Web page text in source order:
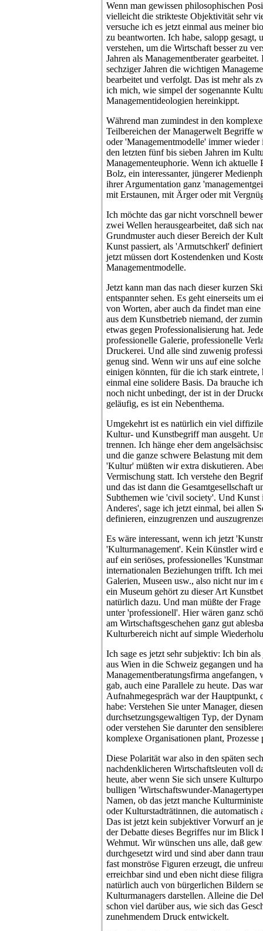
Wenn man gewissen philosophischen
vielleicht die strikteste Objektivität sehr
versuche ich es jetzt einmal aus meiner
zu beantworten. Ich habe, salopp gesagt,
verstehen, um die Wirtschaft besser zu
Jahren als Managementberater gearbeitet.
sechziger Jahren die wichtigen
bearbeitet und verfolgt. Das ist mehr als
ich mich, wie simpel der sogenannte
Managementideologien hereinkippt.
Während man zumindest in den
Teilbereichen der Managerwelt Begriffe
oder 'Managementmodelle' immer wieder
den letzten fünf bis sieben Jahren im
Managementeuphorie. Wenn ich aktuelle
Bolz, ein interessanter, jüngerer
ihrer Argumentation ganz
mit Erstaunen, mit Ärger oder mit
Ich möchte das gar nicht vorschnell
zwei Wellen herausgearbeitet, daß sich
Grundmuster auch dieser Bereich der
Kunst passiert, als 'Armutschkerl'
jetzt müssen dort Kostendenken und
Managementmodelle.
Jetzt kann man das nach dieser kurzen
entspannter sehen. Es geht einerseits um
von Worten, aber auch da findet man
aus dem Kunstbetrieb niemand, der
etwas gegen Professionalisierung hat.
professionelle Galerie, professionelle
Druckerei. Und alle sind zuwenig
genug sind. Wenn wir uns auf eine
einigen könnten, für die ich stark eintrete,
einmal eine solidere Basis. Da brauche
noch nicht unbedingt, der ist in der
geläufig, es ist ein Nebenthema.
Umgekehrt ist es natürlich ein viel
Kultur- und Kunstbegriff man ausgeht.
trennen. Ich hänge eher dem
und die ganze schwere Belastung mit
'Kultur' müßten wir extra diskutieren.
Vermischung statt. Ich verstehe den
und das ist dann die Gesamtgesellschaft
Subthemen wie 'civil society'. Und Kunst
Anderes', sage ich jetzt einmal, bei allen
definieren, einzugrenzen und
Es wäre interessant, wenn ich jetzt
'Kulturmanagement'. Kein Künstler wird
auf ein seriöses, professionelles
internationalen Beziehungen trifft. Ich
Galerien, Museen usw., also nicht nur im
ein Museum gehört zu dieser Art
natürlich dazu. Und man müßte der
unter 'professionell'. Hier wären ganz
am Wirtschaftsgeschehen ganz gut
Kulturbereich nicht auf simple
Ich sage es jetzt sehr subjektiv: Ich bin
aus Wien in die Schweiz gegangen und
Managementberatungsfirma angefangen,
gab, auch eine Parallele zu heute. Das
Aufnahmegespräch war der Hauptpunkt,
habe: Verstehen Sie unter Manager,
durchsetzungsgewaltigen Typ, der
oder verstehen Sie darunter den
komplexe Organisationen plant, Prozesse
Diese Polarität war also in den späten
nachdenklicheren Wirtschaftsleuten voll
heute, aber wenn Sie sich unsere
bulligen 'Wirtschaftswunder-
Namen, ob das jetzt manche
oder Kulturstadträtinnen, die automatisch
Das ist jetzt kein subjektiver Vorwurf an
der Debatte dieses Begriffes nur im Blick
Wehmut. Wir wünschen uns alle, daß
durchgesetzt wird und sind aber dann
fast monströse Figuren erzeugt, die
erreichbar sind und eben nicht diese
natürlich auch von bürgerlichen Bildern
Kulturmanagers darstellen. Alleine die
schon viel darüber aus, wie sich das
zunehmendem Druck entwickelt.